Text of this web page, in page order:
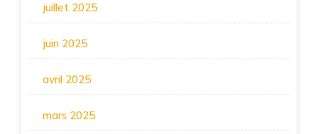
juillet 2025
juin 2025
avril 2025
mars 2025